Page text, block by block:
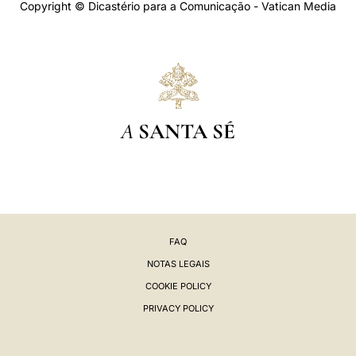
Copyright © Dicastério para a Comunicação - Vatican Media
A SANTA SÉ
FAQ
NOTAS LEGAIS
COOKIE POLICY
PRIVACY POLICY